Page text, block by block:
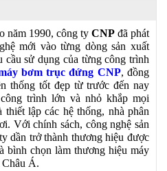
năm 1990, công ty CNP đã phát
mới vào từng dòng sản xuất
cầu sử dụng của từng công trình
bơm trục đứng CNP, đồng
thống tốt đẹp từ trước đến nay
trình lớn và nhỏ khắp mọi
lập các hệ thống, nhà phân
Với chính sách, công nghệ sản
dần trở thành thương hiệu được
bình chọn làm thương hiệu máy
Á.